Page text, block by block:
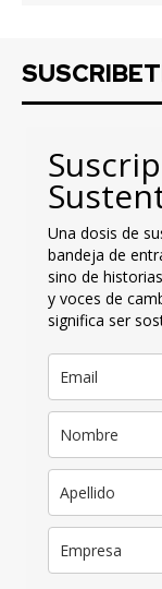
Una dosis de
bandeja de
sino de
y voces de
significa ser